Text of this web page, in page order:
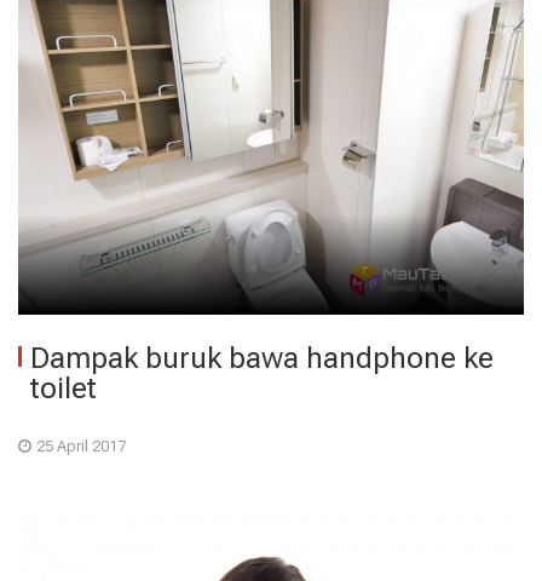
Dampak buruk bawa handphone ke
toilet
25 April 2017